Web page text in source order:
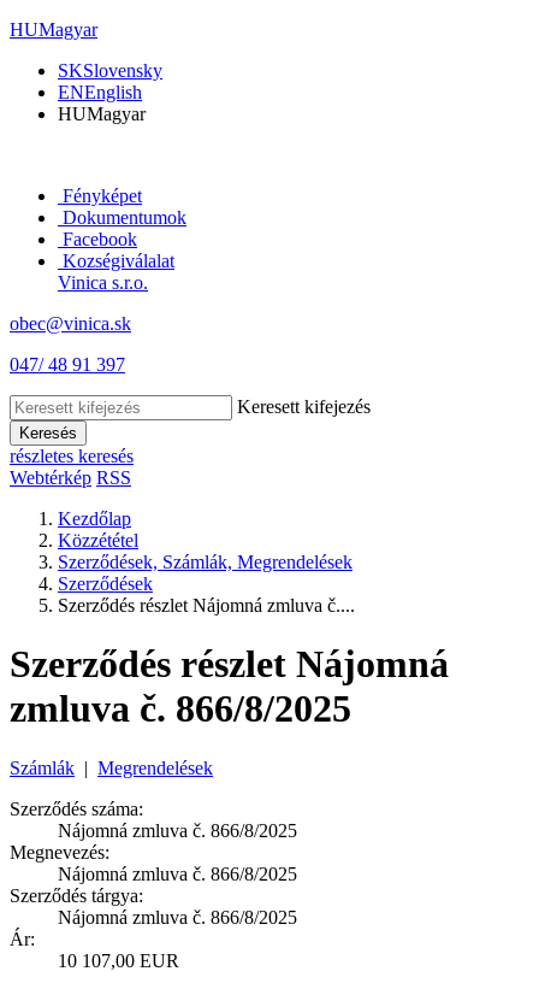
HUMagyar
SKSlovensky
ENEnglish
HUMagyar
Fényképet
Dokumentumok
Facebook
Kozségiválalat
Vinica s.r.o.
obec@vinica.sk
047/ 48 91 397
Keresett kifejezés
Keresés
részletes keresés
Webtérkép RSS
Kezdőlap
Közzététel
Szerződések, Számlák, Megrendelések
Szerződések
Szerződés részlet Nájomná zmluva č....
Szerződés részlet Nájomná
zmluva č. 866/8/2025
Számlák | Megrendelések
Szerződés száma:
Nájomná zmluva č. 866/8/2025
Megnevezés:
Nájomná zmluva č. 866/8/2025
Szerződés tárgya:
Nájomná zmluva č. 866/8/2025
Ár:
10 107,00 EUR